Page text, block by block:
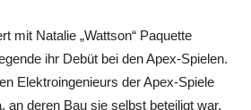
mit Natalie „Wattson“ Paquette
ihr Debüt bei den Apex-Spielen.
Elektroingenieurs der Apex-Spiele
an deren Bau sie selbst beteiligt war.